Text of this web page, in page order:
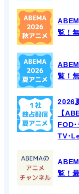
覧！
覧！
2026
【
FOD
TV･
覧！